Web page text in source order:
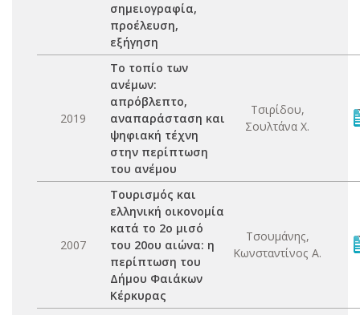
σημειογραφία,
προέλευση,
εξήγηση
2019
Το τοπίο των
ανέμων:
απρόβλεπτο,
αναπαράσταση και
ψηφιακή τέχνη
στην περίπτωση
του ανέμου
Τσιρίδου,
Σουλτάνα Χ.
2007
Τουρισμός και
ελληνική οικονομία
κατά το 2ο μισό
του 20ου αιώνα: η
περίπτωση του
Δήμου Φαιάκων
Κέρκυρας
Τσουμάνης,
Κωνσταντίνος Α.